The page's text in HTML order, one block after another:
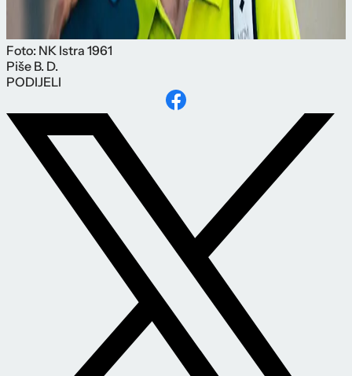
Foto: NK Istra 1961
Piše B. D.
PODIJELI